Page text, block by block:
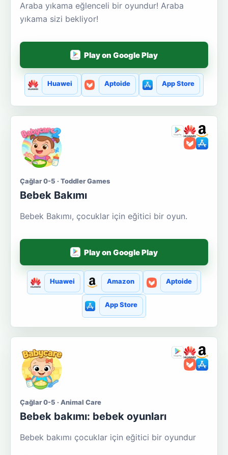
Araba yıkama eğlenceli bir oyundur! Araba
yıkama sizi bekliyor!
Play on Google Play
Huawei Aptoide App Store
Çağlar 0-5 · Toddler Games
Bebek Bakımı
Bebek Bakımı, çocuklar için eğitici bir oyun.
Play on Google Play
Huawei Amazon Aptoide
App Store
Çağlar 0-5 · Animal Care
Bebek bakımı: bebek oyunları
Bebek bakımı çocuklar için eğitici bir oyundur